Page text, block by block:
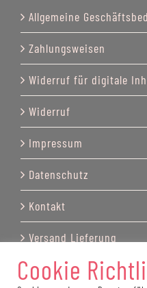
Allgemeine
Zahlungsweisen
Widerruf für digitale
Widerruf
Impressum
Datenschutz
Kontakt
Versand Lieferung
Cookie